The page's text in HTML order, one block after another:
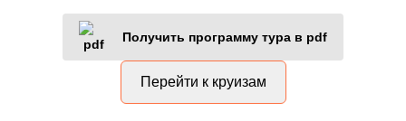
Получить программу тура в pdf
Перейти к круизам